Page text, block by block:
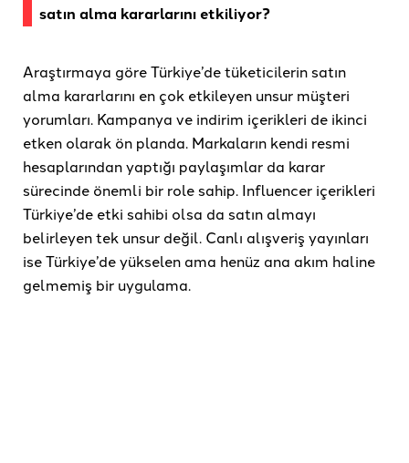
satın alma kararlarını etkiliyor?
Araştırmaya göre Türkiye’de tüketicilerin satın
alma kararlarını en çok etkileyen unsur müşteri
yorumları. Kampanya ve indirim içerikleri de ikinci
etken olarak ön planda. Markaların kendi resmi
hesaplarından yaptığı paylaşımlar da karar
sürecinde önemli bir role sahip. Influencer içerikleri
Türkiye’de etki sahibi olsa da satın almayı
belirleyen tek unsur değil. Canlı alışveriş yayınları
ise Türkiye’de yükselen ama henüz ana akım haline
gelmemiş bir uygulama.